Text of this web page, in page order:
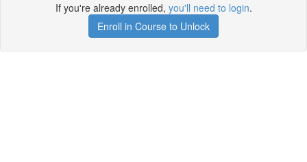
If you're already enrolled, you'll need to login.
Enroll in Course to Unlock